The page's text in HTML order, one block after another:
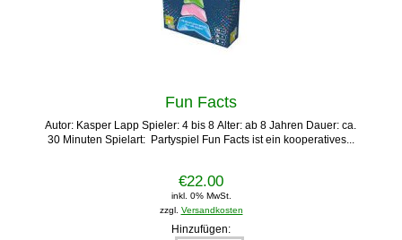
Fun Facts
Autor: Kasper Lapp Spieler: 4 bis 8 Alter: ab 8 Jahren Dauer: ca.
30 Minuten Spielart: Partyspiel Fun Facts ist ein kooperatives...
€22.00
inkl. 0% MwSt.
zzgl. Versandkosten
Hinzufügen: